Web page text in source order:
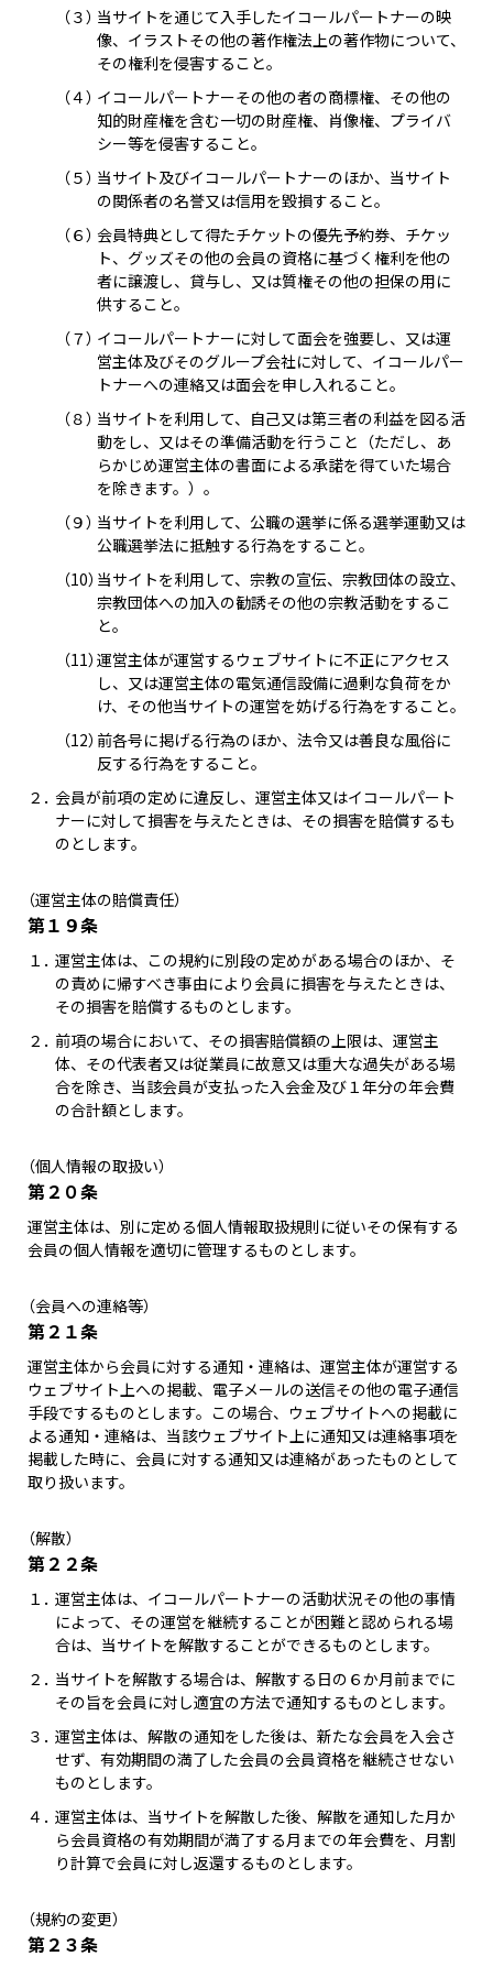
（３）当サイトを通じて入手したイコールパートナーの映
像、イラストその他の著作権法上の著作物について、
その権利を侵害すること。
（４）イコールパートナーその他の者の商標権、その他の
知的財産権を含む一切の財産権、肖像権、プライバ
シー等を侵害すること。
（５）当サイト及びイコールパートナーのほか、当サイト
の関係者の名誉又は信用を毀損すること。
（６）会員特典として得たチケットの優先予約券、チケッ
ト、グッズその他の会員の資格に基づく権利を他の
者に譲渡し、貸与し、又は質権その他の担保の用に
供すること。
（７）イコールパートナーに対して面会を強要し、又は運
営主体及びそのグループ会社に対して、イコールパー
トナーへの連絡又は面会を申し入れること。
（８）当サイトを利用して、自己又は第三者の利益を図る活
動をし、又はその準備活動を行うこと（ただし、あ
らかじめ運営主体の書面による承諾を得ていた場合
を除きます。）。
（９）当サイトを利用して、公職の選挙に係る選挙運動又は
公職選挙法に抵触する行為をすること。
（10）当サイトを利用して、宗教の宣伝、宗教団体の設立、
宗教団体への加入の勧誘その他の宗教活動をするこ
と。
（11）運営主体が運営するウェブサイトに不正にアクセス
し、又は運営主体の電気通信設備に過剰な負荷をか
け、その他当サイトの運営を妨げる行為をすること。
（12）前各号に掲げる行為のほか、法令又は善良な風俗に
反する行為をすること。
２．会員が前項の定めに違反し、運営主体又はイコールパート
ナーに対して損害を与えたときは、その損害を賠償するも
のとします。
（運営主体の賠償責任）
第１９条
１．運営主体は、この規約に別段の定めがある場合のほか、そ
の責めに帰すべき事由により会員に損害を与えたときは、
その損害を賠償するものとします。
２．前項の場合において、その損害賠償額の上限は、運営主
体、その代表者又は従業員に故意又は重大な過失がある場
合を除き、当該会員が支払った入会金及び１年分の年会費
の合計額とします。
（個人情報の取扱い）
第２０条
運営主体は、別に定める個人情報取扱規則に従いその保有する
会員の個人情報を適切に管理するものとします。
（会員への連絡等）
第２１条
運営主体から会員に対する通知・連絡は、運営主体が運営する
ウェブサイト上への掲載、電子メールの送信その他の電子通信
手段でするものとします。この場合、ウェブサイトへの掲載に
よる通知・連絡は、当該ウェブサイト上に通知又は連絡事項を
掲載した時に、会員に対する通知又は連絡があったものとして
取り扱います。
（解散）
第２２条
１．運営主体は、イコールパートナーの活動状況その他の事情
によって、その運営を継続することが困難と認められる場
合は、当サイトを解散することができるものとします。
２．当サイトを解散する場合は、解散する日の６か月前までに
その旨を会員に対し適宜の方法で通知するものとします。
３．運営主体は、解散の通知をした後は、新たな会員を入会さ
せず、有効期間の満了した会員の会員資格を継続させない
ものとします。
４．運営主体は、当サイトを解散した後、解散を通知した月か
ら会員資格の有効期間が満了する月までの年会費を、月割
り計算で会員に対し返還するものとします。
（規約の変更）
第２３条